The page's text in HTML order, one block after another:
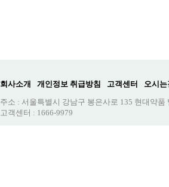
회사소개 개인정보 취급방침 고객센터
오시는
주소 : 서울특별시 강남구 봉은사로 135 현대약품
고객센터 : 1666-9979